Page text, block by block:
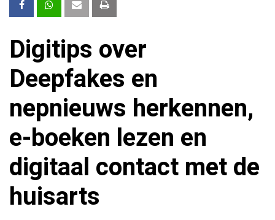
Digitips over
Deepfakes en
nepnieuws herkennen,
e-boeken lezen en
digitaal contact met de
huisarts